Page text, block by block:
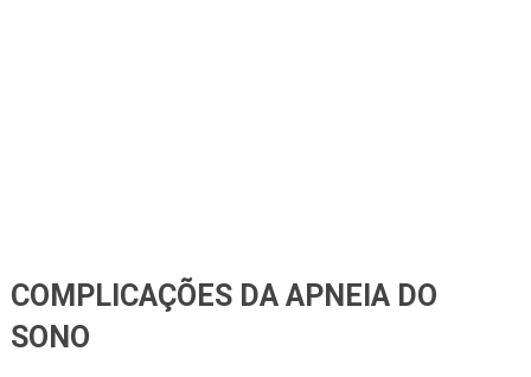
COMPLICAÇÕES DA APNEIA DO
SONO